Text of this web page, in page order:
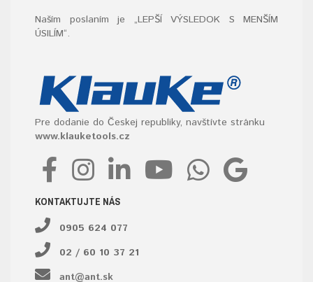
Naším poslaním je „LEPŠÍ VÝSLEDOK S MENŠÍM
ÚSILÍM“.
Pre dodanie do Českej republiky, navštívte stránku
www.klauketools.cz
KONTAKTUJTE NÁS
0905 624 077
02 / 60 10 37 21
ant@ant.sk